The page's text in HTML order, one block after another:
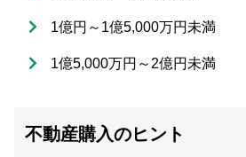
1億円～1億5,000万円未満
1億5,000万円～2億円未満
不動産購入のヒント